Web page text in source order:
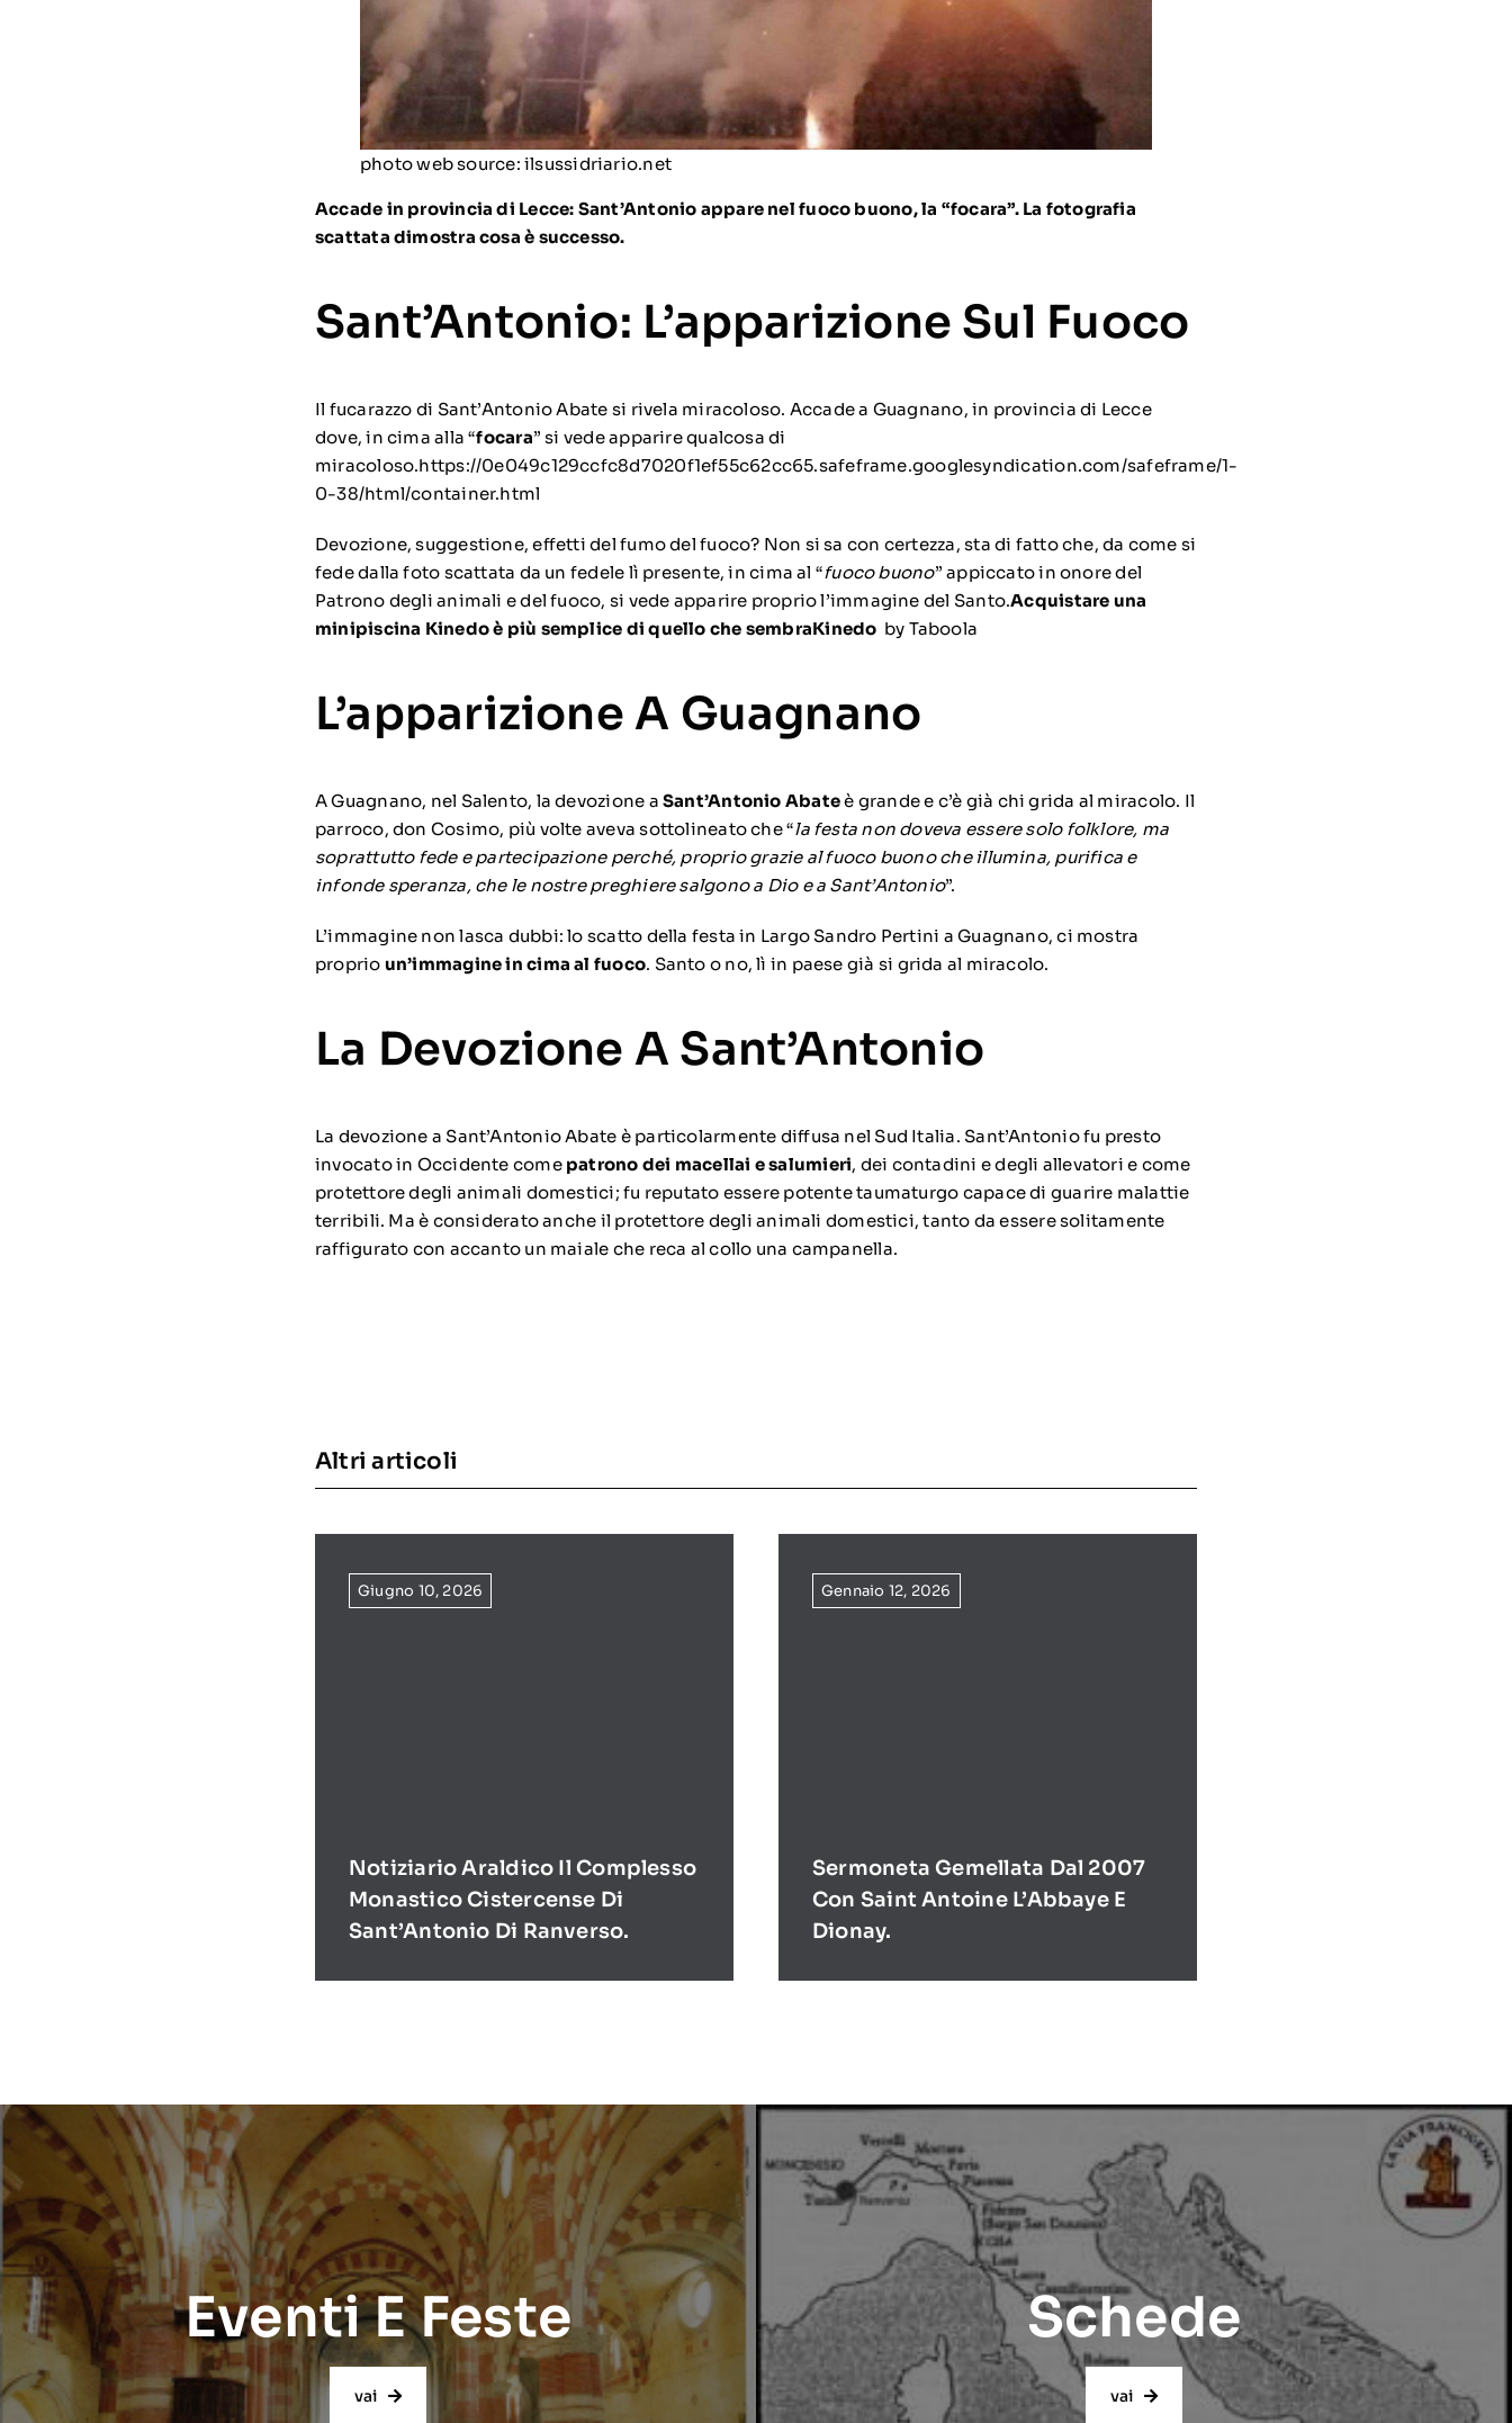
photo web source: ilsussidriario.net
Accade in provincia di Lecce: Sant’Antonio appare nel fuoco buono, la “focara”. La fotografia
scattata dimostra cosa è successo.
Sant’Antonio: L’apparizione Sul Fuoco
Il fucarazzo di Sant’Antonio Abate si rivela miracoloso. Accade a Guagnano, in provincia di Lecce
dove, in cima alla “focara” si vede apparire qualcosa di
miracoloso.https://0e049c129ccfc8d7020f1ef55c62cc65.safeframe.googlesyndication.com/safeframe/1-
0-38/html/container.html
Devozione, suggestione, effetti del fumo del fuoco? Non si sa con certezza, sta di fatto che, da come si
fede dalla foto scattata da un fedele lì presente, in cima al “fuoco buono” appiccato in onore del
Patrono degli animali e del fuoco, si vede apparire proprio l’immagine del Santo.Acquistare una
minipiscina Kinedo è più semplice di quello che sembraKinedo by Taboola
L’apparizione A Guagnano
A Guagnano, nel Salento, la devozione a Sant’Antonio Abateè grande e c’è già chi grida al miracolo. Il
parroco, don Cosimo, più volte aveva sottolineato che “la festa non doveva essere solo folklore, ma
soprattutto fede e partecipazione perché, proprio grazie al fuoco buono che illumina, purifica e
infonde speranza, che le nostre preghiere salgono a Dio e a Sant’Antonio”.
L’immagine non lasca dubbi: lo scatto della festa in Largo Sandro Pertini a Guagnano, ci mostra
proprio un’immagine in cima al fuoco. Santo o no, lì in paese già si grida al miracolo.
La Devozione A Sant’Antonio
La devozione a Sant’Antonio Abate è particolarmente diffusa nel Sud Italia. Sant’Antonio fu presto
invocato in Occidente come patrono dei macellai e salumieri, dei contadini e degli allevatori e come
protettore degli animali domestici; fu reputato essere potente taumaturgo capace di guarire malattie
terribili. Ma è considerato anche il protettore degli animali domestici, tanto da essere solitamente
raffigurato con accanto un maiale che reca al collo una campanella.
Altri articoli
Giugno 10, 2026
Notiziario Araldico Il Complesso
Monastico Cistercense Di
Sant’Antonio Di Ranverso.
Gennaio 12, 2026
Sermoneta Gemellata Dal 2007
Con Saint Antoine L’Abbaye E
Dionay.
Eventi E Feste
vai
Schede
vai